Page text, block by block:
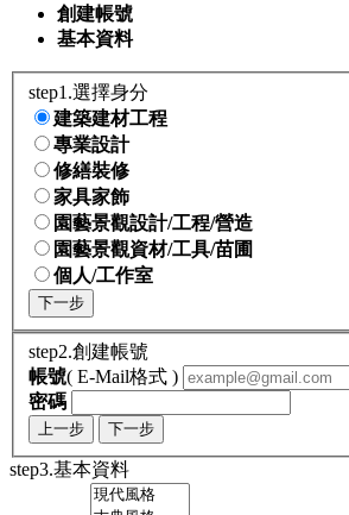
創建帳號
基本資料
step1.選擇身分
建築建材工程
專業設計
修繕裝修
家具家飾
園藝景觀設計/工程/營造
園藝景觀資材/工具/苗圃
個人/工作室
下一步
step2.創建帳號
帳號( E-Mail格式 )
密碼
上一步 下一步
step3.基本資料